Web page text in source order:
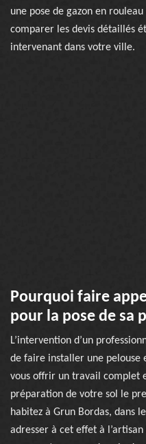
une pose de gazon en
comparer les devis détaillés
intervenant dans votre ville.
Pourquoi faire
pour la pose de sa
L’intervention d’un
de faire installer une pelouse
vous offrir un travail complet
préparation de votre sol le
habitez à Grun Bordas, dans
adresser à cet effet à